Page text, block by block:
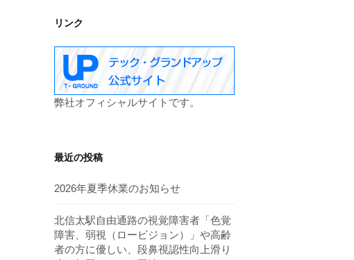
リンク
弊社オフィシャルサイトです。
最近の投稿
2026年夏季休業のお知らせ
北信太駅自由通路の視覚障害者「色覚
障害、弱視（ロービジョン）」や高齢
者の方に優しい、段鼻視認性向上滑り